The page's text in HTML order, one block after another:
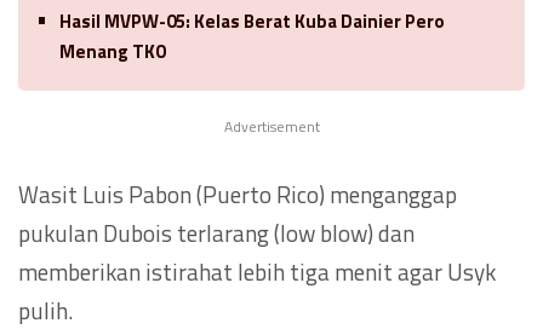
Hasil MVPW-05: Kelas Berat Kuba Dainier Pero
Menang TKO
Advertisement
Wasit Luis Pabon (Puerto Rico) menganggap
pukulan Dubois terlarang (low blow) dan
memberikan istirahat lebih tiga menit agar Usyk
pulih.